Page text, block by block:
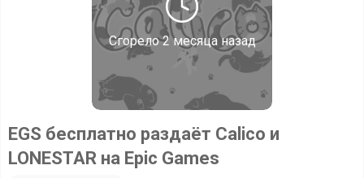
Сгорело2 месяца назад
EGS бесплатно раздаёт Calico и
LONESTAR на Epic Games